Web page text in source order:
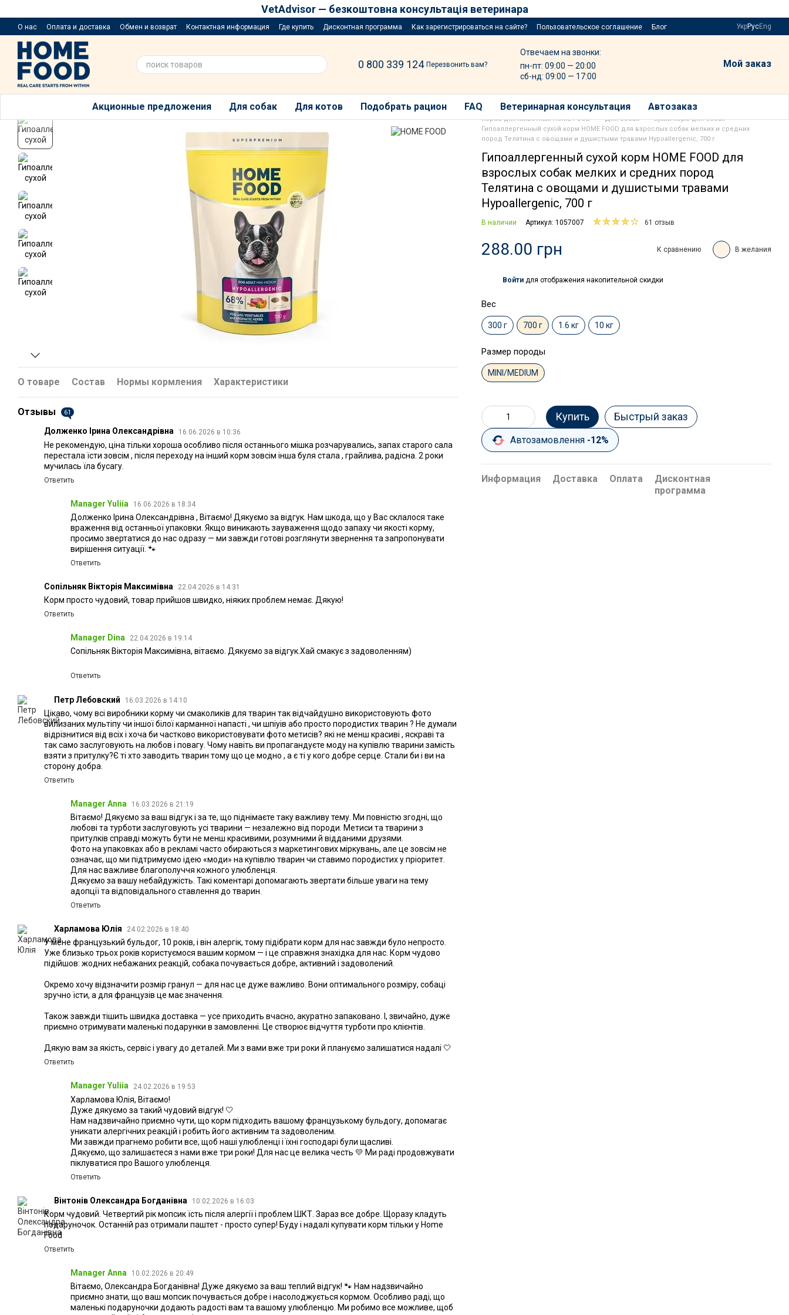
VetAdvisor — безкоштовна консультація ветеринара
О нас Оплата и доставка Обмен и возврат Контактная информация Где купить Дисконтная программа Как зарегистрироваться на сайте? Пользовательское соглашение
Блог
УкрРусEng
0 800 339 124 Перезвонить вам?
Отвечаем на звонки:
пн-пт: 09:00 — 20:00
сб-нд: 09:00 — 17:00
Мой заказ
Акционные предложения Для собак Для котов Подобрать рацион FAQ Ветеринарная консультация Автозаказ
О товаре Состав Нормы кормления Характеристики
Отзывы 61
Долженко Ірина Олександрівна 16.06.2026 в 10:36
Не рекомендую, ціна тільки хороша особливо після останнього мішка розчарувались, запах старого сала
перестала їсти зовсім , після переходу на інший корм зовсім інша буля стала , грайлива, радісна. 2 роки
мучилась їла бусагу.
Ответить
Manager Yuliia 16.06.2026 в 18:34
Долженко Ірина Олександрівна , Вітаємо! Дякуємо за відгук. Нам шкода, що у Вас склалося таке
враження від останньої упаковки. Якщо виникають зауваження щодо запаху чи якості корму,
просимо звертатися до нас одразу — ми завжди готові розглянути звернення та запропонувати
вирішення ситуації. 🐾
Ответить
Сопільняк Вікторія Максимівна 22.04.2026 в 14:31
Корм просто чудовий, товар прийшов швидко, ніяких проблем немає. Дякую!
Ответить
Manager Dina 22.04.2026 в 19:14
Сопільняк Вікторія Максимівна, вітаємо. Дякуємо за відгук.Хай смакує з задоволенням)
Ответить
Петр Лебовский 16.03.2026 в 14:10
Цікаво, чому всі виробники корму чи смаколиків для тварин так відчайдушно використовують фото
вилизаних мультіпу чи іншої білої карманної напасті , чи шпіуів або просто породистих тварин ? Не думали
відрізнитися від всіх і хоча би частково використовувати фото метисів? які не менш красиві , яскраві та
так само заслуговують на любов і повагу. Чому навіть ви пропагандуєте моду на купівлю тварини замість
взяти з притулку?Є ті хто заводить тварин тому що це модно , а є ті у кого добре серце. Стали би і ви на
сторону добра.
Ответить
Manager Anna 16.03.2026 в 21:19
Вітаємо! Дякуємо за ваш відгук і за те, що піднімаєте таку важливу тему. Ми повністю згодні, що
любові та турботи заслуговують усі тварини — незалежно від породи. Метиси та тварини з
притулків справді можуть бути не менш красивими, розумними й відданими друзями.
Фото на упаковках або в рекламі часто обираються з маркетингових міркувань, але це зовсім не
означає, що ми підтримуємо ідею «моди» на купівлю тварин чи ставимо породистих у пріоритет.
Для нас важливе благополуччя кожного улюбленця.
Дякуємо за вашу небайдужість. Такі коментарі допомагають звертати більше уваги на тему
адопції та відповідального ставлення до тварин.
Ответить
Харламова Юлія 24.02.2026 в 18:40
У мене французький бульдог, 10 років, і він алергік, тому підібрати корм для нас завжди було непросто.
Уже близько трьох років користуємося вашим кормом — і це справжня знахідка для нас. Корм чудово
підійшов: жодних небажаних реакцій, собака почувається добре, активний і задоволений.
Окремо хочу відзначити розмір гранул — для нас це дуже важливо. Вони оптимального розміру, собаці
зручно їсти, а для французів це має значення.
Також завжди тішить швидка доставка — усе приходить вчасно, акуратно запаковано. І, звичайно, дуже
приємно отримувати маленькі подарунки в замовленні. Це створює відчуття турботи про клієнтів.
Дякую вам за якість, сервіс і увагу до деталей. Ми з вами вже три роки й плануємо залишатися надалі 🤍
Ответить
Manager Yuliia 24.02.2026 в 19:53
Харламова Юлія, Вітаємо!
Дуже дякуємо за такий чудовий відгук! 🤍
Нам надзвичайно приємно чути, що корм підходить вашому французькому бульдогу, допомагає
уникати алергічних реакцій і робить його активним та задоволеним.
Ми завжди прагнемо робити все, щоб наші улюбленці і їхні господарі були щасливі.
Дякуємо, що залишаєтеся з нами вже три роки! Для нас це велика честь 💛 Ми раді продовжувати
піклуватися про Вашого улюбленця.
Ответить
Вінтонів Олександра Богданівна 10.02.2026 в 16:03
Корм чудовий. Четвертий рік мопсик їсть після алергії і проблем ШКТ. Зараз все добре. Щоразу кладуть
подаруночок. Останній раз отримали паштет - просто супер! Буду і надалі купувати корм тільки у Home
Food
Ответить
Manager Anna 10.02.2026 в 20:49
Вітаємо, Олександра Богданівна! Дуже дякуємо за ваш теплий відгук! 🐾 Нам надзвичайно
приємно знати, що ваш мопсик почувається добре і насолоджується кормом. Особливо раді, що
маленькі подаруночки додають радості вам та вашому улюбленцю. Ми робимо все можливе, щоб
Корма для животных HOME FOOD Для собак
Сухой корм для собак
Гипоаллергенный сухой корм HOME FOOD для взрослых собак мелких и средних
пород Телятина с овощами и душистыми травами Hypoallergenic, 700 г
Гипоаллергенный сухой корм HOME FOOD для
взрослых собак мелких и средних пород
Телятина с овощами и душистыми травами
Hypoallergenic, 700 г
В наличии Артикул: 1057007 61 отзыв
288.00 грн К сравнению В желания
Войти для отображения накопительной скидки
Вес
300 г 700 г 1.6 кг 10 кг
Размер породы
MINI/MEDIUM
Купить Быстрый заказ
Автозамовлення -12%
Информация Доставка Оплата
Дисконтная
программа